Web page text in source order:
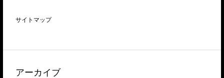
サイトマップ
アーカイブ